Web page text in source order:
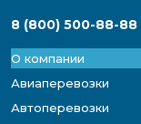
8 (800) 500-88-88
О компании
Авиаперевозки
Автоперевозки